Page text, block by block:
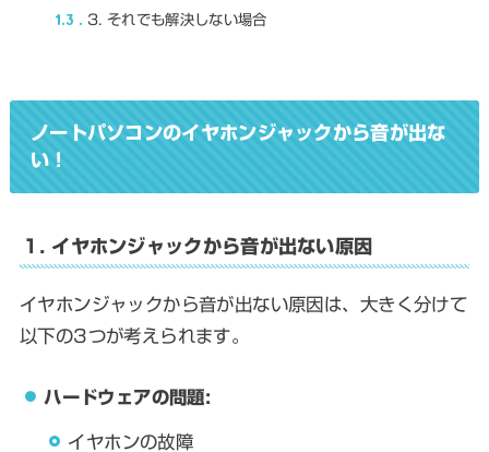
1.3 3. それでも解決しない場合
ノートパソコンのイヤホンジャックから音が出な
い！
1. イヤホンジャックから音が出ない原因
イヤホンジャックから音が出ない原因は、大きく分けて
以下の3つが考えられます。
ハードウェアの問題:
イヤホンの故障